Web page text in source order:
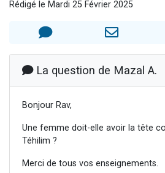
Il reste 49 places
2 nouvelles
Rédigé le Mardi 25 Février 2025
La question de Mazal A.
Bonjour Rav,
Une femme doit-elle avoir la tête
Téhilim ?
Merci de tous vos enseignements.